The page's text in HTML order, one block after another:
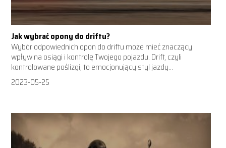
Jak wybrać opony do driftu?
Wybór odpowiednich opon do driftu może mieć znaczący
wpływ na osiągi i kontrolę Twojego pojazdu. Drift, czyli
kontrolowane poślizgi, to emocjonujący styl jazdy...
2023-05-25